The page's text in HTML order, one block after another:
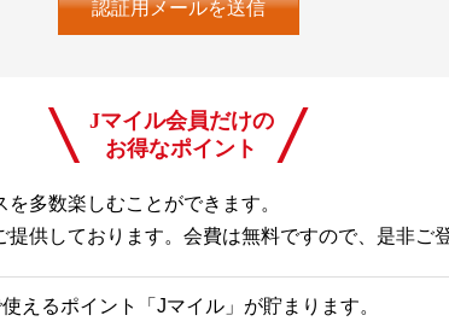
Jマイル会員だけの
お得なポイント
多数楽しむことができます。
供しております。会費は無料ですので、是非ご
えるポイント「Jマイル」が貯まります。